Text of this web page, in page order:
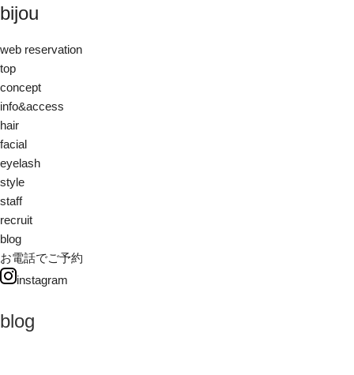
bijou
web reservation
top
concept
info&access
hair
facial
eyelash
style
staff
recruit
blog
お電話でご予約
instagram
blog